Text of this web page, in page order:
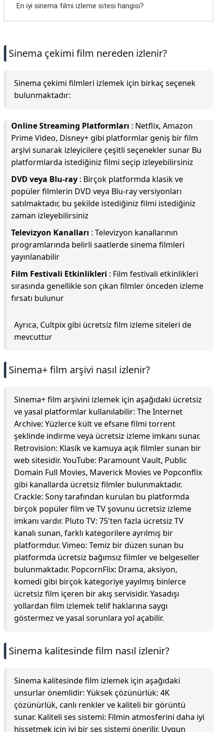
En iyi sinema filmi izleme sitesi hangisi?
Sinema çekimi film nereden izlenir?
Sinema çekimi filmleri izlemek için birkaç seçenek
bulunmaktadır:
Online Streaming Platformları : Netflix, Amazon
Prime Video, Disney+ gibi platformlar geniş bir film
arşivi sunarak izleyicilere çeşitli seçenekler sunar Bu
platformlarda istediğiniz filmi seçip izleyebilirsiniz
DVD veya Blu-ray : Birçok platformda klasik ve
popüler filmlerin DVD veya Blu-ray versiyonları
satılmaktadır, bu şekilde istediğiniz filmi istediğiniz
zaman izleyebilirsiniz
Televizyon Kanalları : Televizyon kanallarının
programlarında belirli saatlerde sinema filmleri
yayınlanabilir
Film Festivali Etkinlikleri : Film festivali etkinlikleri
sırasında genellikle son çıkan filmler önceden izleme
fırsatı bulunur
Ayrıca, Cultpix gibi ücretsiz film izleme siteleri de
mevcuttur
Sinema+ film arşivi nasıl izlenir?
Sinema+ film arşivini izlemek için aşağıdaki ücretsiz
ve yasal platformlar kullanılabilir: The Internet
Archive: Yüzlerce kült ve efsane filmi torrent
şeklinde indirme veya ücretsiz izleme imkanı sunar.
Retrovision: Klasik ve kamuya açık filmler sunan bir
web sitesidir. YouTube: Paramount Vault, Public
Domain Full Movies, Maverick Movies ve Popconflix
gibi kanallarda ücretsiz filmler bulunmaktadır.
Crackle: Sony tarafından kurulan bu platformda
birçok popüler film ve TV şovunu ücretsiz izleme
imkanı vardır. Pluto TV: 75'ten fazla ücretsiz TV
kanalı sunan, farklı kategorilere ayrılmış bir
platformdur. Vimeo: Temiz bir düzen sunan bu
platformda ücretsiz bağımsız filmler ve belgeseller
bulunmaktadır. PopcornFlix: Drama, aksiyon,
komedi gibi birçok kategoriye yayılmış binlerce
ücretsiz film içeren bir akış servisidir. Yasadışı
yollardan film izlemek telif haklarına saygı
göstermez ve yasal sorunlara yol açabilir.
Sinema kalitesinde film nasıl izlenir?
Sinema kalitesinde film izlemek için aşağıdaki
unsurlar önemlidir: Yüksek çözünürlük: 4K
çözünürlük, canlı renkler ve kaliteli bir görüntü
sunar. Kaliteli ses sistemi: Filmin atmosferini daha iyi
hissetmek için iyi bir ses sistemi önerilir. Uygun